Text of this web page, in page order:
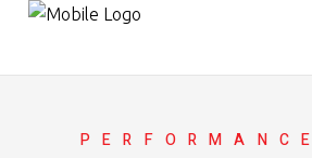
PERFORMANCE